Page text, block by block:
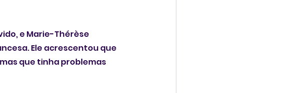
e Marie-Thérèse
Ele acrescentou que
que tinha problemas